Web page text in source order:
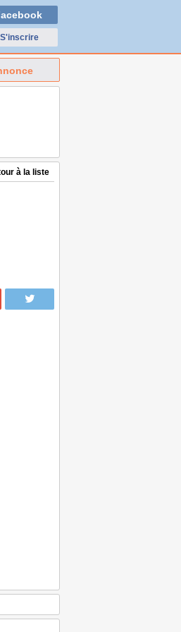
S'inscrire
à la liste